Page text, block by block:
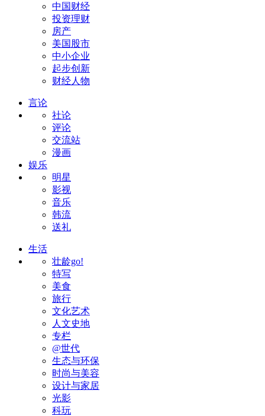
中国财经
投资理财
房产
美国股市
中小企业
起步创新
财经人物
言论
社论
评论
交流站
漫画
娱乐
明星
影视
音乐
韩流
送礼
生活
壮龄go!
特写
美食
旅行
文化艺术
人文史地
专栏
@世代
生态与环保
时尚与美容
设计与家居
光影
科玩